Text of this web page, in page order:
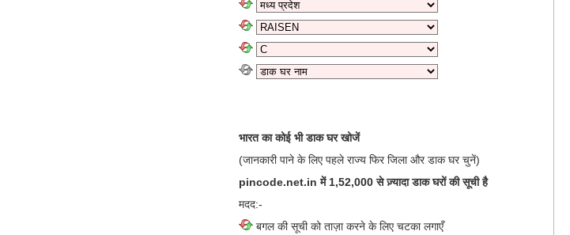
भारत का कोई भी डाक घर खोजें
(जानकारी पाने के लिए पहले राज्य फिर जिला और डाक घर चुनें)
pincode.net.in में 1,52,000 से ज़्यादा डाक घरों की सूची है
मदद:-
बगल की सूची को ताज़ा करने के लिए चटका लगाएँ